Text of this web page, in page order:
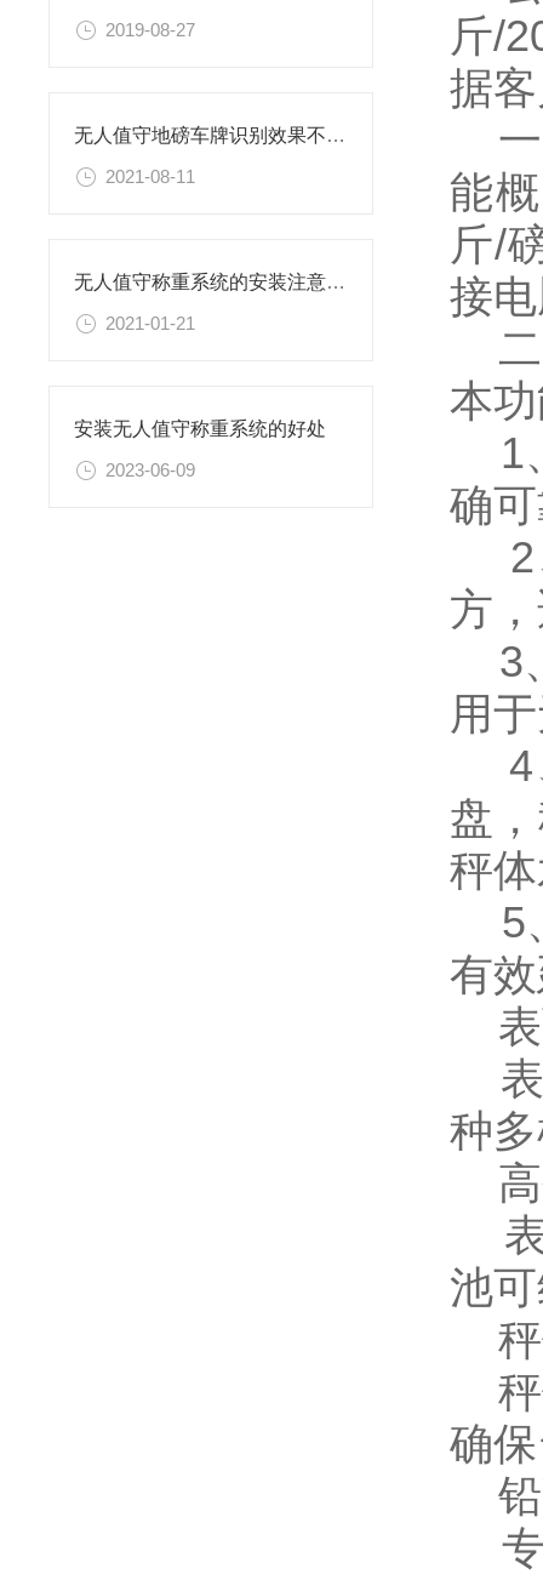
2019-08-27
无人值守地磅车牌识别效果不好的原因
2021-08-11
无人值守称重系统的安装注意事项
2021-01-21
安装无人值守称重系统的好处
2023-06-09
斤/
据
一
能
斤/
接
二
本
1
确
2
方
3
用
4
盘
秤
5
有
表
表
种
高
表
池
秤
秤
确
铅
专